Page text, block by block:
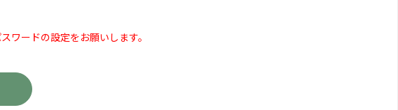
ワードの設定をお願いします。